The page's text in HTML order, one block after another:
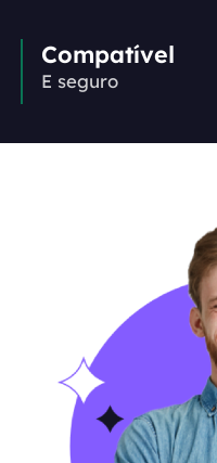
Compatível
E seguro